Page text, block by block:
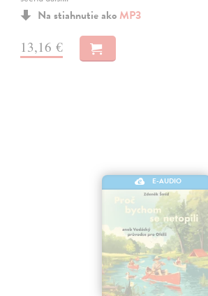
Na stiahnutie ako MP3
13,16 €
E-AUDIO